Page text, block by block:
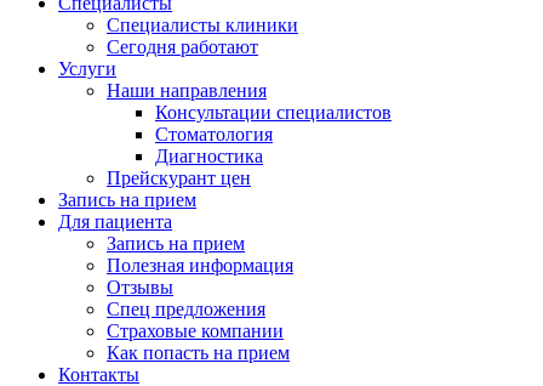
Специалисты клиники
Сегодня работают
Услуги
Наши направления
Консультации специалистов
Стоматология
Диагностика
Прейскурант цен
Запись на прием
Для пациента
Запись на прием
Полезная информация
Отзывы
Спец предложения
Страховые компании
Как попасть на прием
Контакты